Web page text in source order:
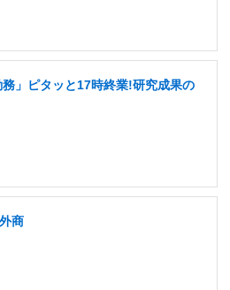
」ピタッと17時終業!研究成果の
商